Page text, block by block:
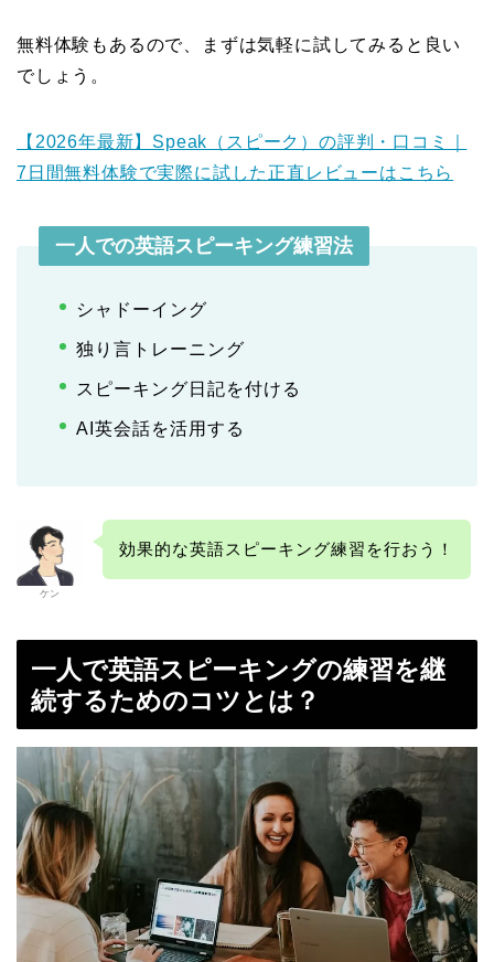
無料体験もあるので、まずは気軽に試してみると良い
でしょう。
【2026年最新】Speak（スピーク）の評判・口コミ｜
7日間無料体験で実際に試した正直レビューはこちら
一人での英語スピーキング練習法
シャドーイング
独り言トレーニング
スピーキング日記を付ける
AI英会話を活用する
ケン
効果的な英語スピーキング練習を行おう！
一人で英語スピーキングの練習を継
続するためのコツとは？